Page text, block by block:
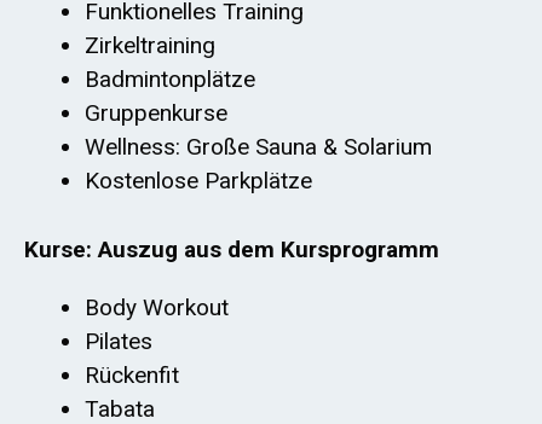
Funktionelles Training
Zirkeltraining
Badmintonplätze
Gruppenkurse
Wellness: Große Sauna & Solarium
Kostenlose Parkplätze
Kurse: Auszug aus dem Kursprogramm
Body Workout
Pilates
Rückenfit
Tabata